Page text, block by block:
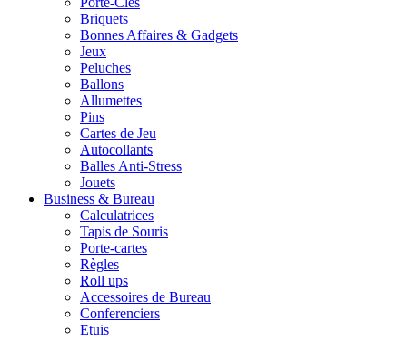
Briquets
Bonnes Affaires & Gadgets
Jeux
Peluches
Ballons
Allumettes
Pins
Cartes de Jeu
Autocollants
Balles Anti-Stress
Jouets
Business & Bureau
Calculatrices
Tapis de Souris
Porte-cartes
Règles
Roll ups
Accessoires de Bureau
Conferenciers
Etuis